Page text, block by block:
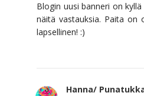
Blogin uusi banneri on
näitä vastauksia. Paita on
lapsellinen! :)
Hanna/